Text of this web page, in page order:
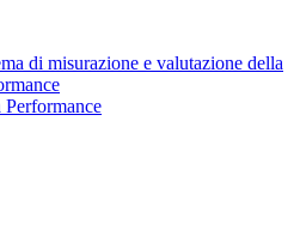
di misurazione e valutazione della
Performance